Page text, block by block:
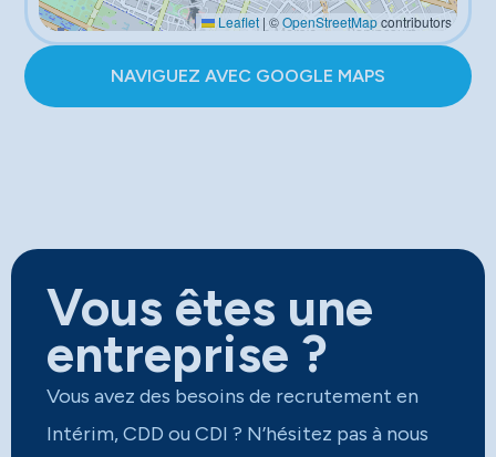
Leaflet | ©OpenStreetMapcontributors
NAVIGUEZ AVEC GOOGLE MAPS
Vous êtes une
entreprise ?​
Vous avez des besoins de recrutement en
Intérim, CDD ou CDI ? N’hésitez pas à nous